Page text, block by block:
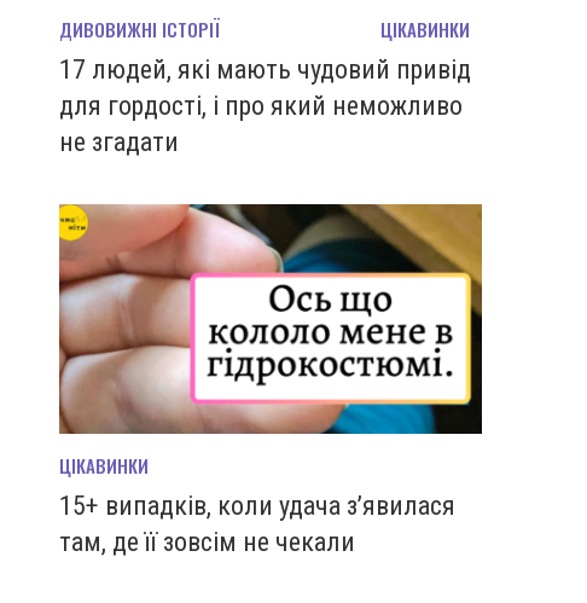
ДИВОВИЖНІ ІСТОРІЇ ЦІКАВИНКИ
17 людей, які мають чудовий привід
для гордості, і про який неможливо
не згадати
ЦІКАВИНКИ
15+ випадків, коли удача з’явилася
там, де її зовсім не чекали